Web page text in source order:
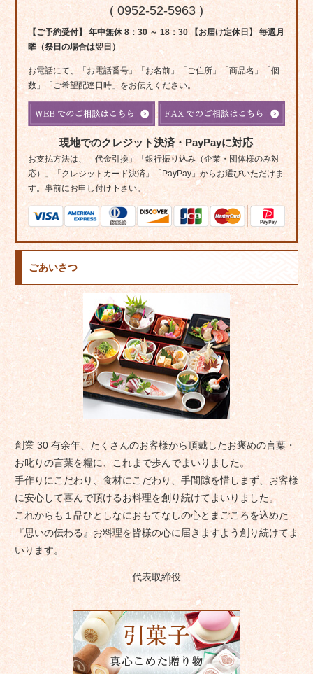
( 0952-52-5963 )
【ご予約受付】 年中無休 8：30 ～ 18：30 【お届け定休日】 毎週月
曜（祭日の場合は翌日）
お電話にて、「お電話番号」「お名前」「ご住所」「商品名」「個
数」「ご希望配達日時」をお伝えください。
現地でのクレジット決済・PayPayに対応
お支払方法は、「代金引換」「銀行振り込み（企業・団体様のみ対
応）」「クレジットカード決済」「PayPay」からお選びいただけま
す。事前にお申し付け下さい。
ごあいさつ
創業 30 有余年、たくさんのお客様から頂戴したお褒めの言葉・
お叱りの言葉を糧に、これまで歩んでまいりました。
手作りにこだわり、食材にこだわり、手間隙を惜しまず、お客様
に安心して喜んで頂けるお料理を創り続けてまいりました。
これからも１品ひとしなにおもてなしの心とまごころを込めた
『思いの伝わる』お料理を皆様の心に届きますよう創り続けてま
いります。
代表取締役